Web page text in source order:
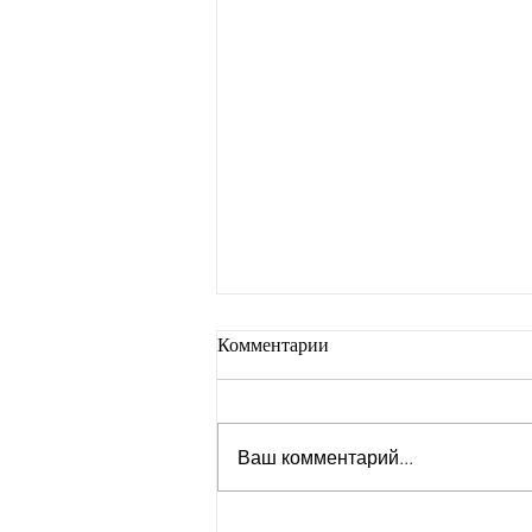
Комментарии
Ваш комментарий...